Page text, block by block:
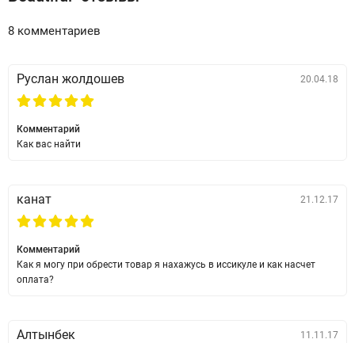
8 комментариев
Руслан жолдошев 20.04.18
Комментарий
Как вас найти
канат 21.12.17
Комментарий
Как я могу при обрести товар я нахажусь в иссикуле и как насчет
оплата?
Алтынбек 11.11.17